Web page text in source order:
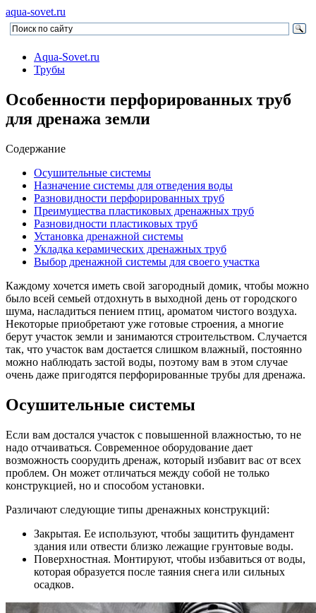
aqua-sovet.ru
Aqua-Sovet.ru
Трубы
Особенности перфорированных труб
для дренажа земли
Содержание
Осушительные системы
Назначение системы для отведения воды
Разновидности перфорированных труб
Преимущества пластиковых дренажных труб
Разновидности пластиковых труб
Установка дренажной системы
Укладка керамических дренажных труб
Выбор дренажной системы для своего участка
Каждому хочется иметь свой загородный домик, чтобы можно
было всей семьей отдохнуть в выходной день от городского
шума, насладиться пением птиц, ароматом чистого воздуха.
Некоторые приобретают уже готовые строения, а многие
берут участок земли и занимаются строительством. Случается
так, что участок вам достается слишком влажный, постоянно
можно наблюдать застой воды, поэтому вам в этом случае
очень даже пригодятся перфорированные трубы для дренажа.
Осушительные системы
Если вам достался участок с повышенной влажностью, то не
надо отчаиваться. Современное оборудование дает
возможность соорудить дренаж, который избавит вас от всех
проблем. Он может отличаться между собой не только
конструкцией, но и способом установки.
Различают следующие типы дренажных конструкций:
Закрытая. Ее используют, чтобы защитить фундамент
здания или отвести близко лежащие грунтовые воды.
Поверхностная. Монтируют, чтобы избавиться от воды,
которая образуется после таяния снега или сильных
осадков.